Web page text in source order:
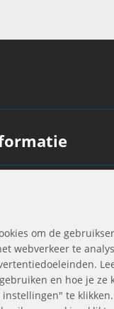
om de
webverkeer te
en hoe je ze
te